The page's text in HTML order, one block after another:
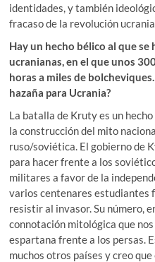
identidades, y también
fracaso de la revolución
Hay un hecho bélico al que
ucranianas, en el que unos
horas a miles de
hazaña para Ucrania?
La batalla de Kruty es un
la construcción del mito
ruso/soviética. El gobierno de
para hacer frente a los
militares a favor de la
varios centenares estudiantes
resistir al invasor. Su número,
connotación mitológica que
espartana frente a los persas.
muchos otros países y creo